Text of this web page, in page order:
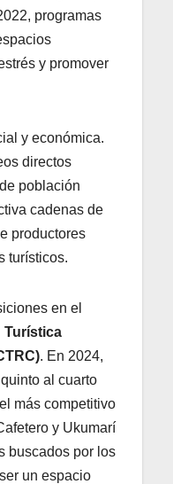
programas
y promover
y económica.
directos
población
cadenas de
productores
turísticos.
en el
Turística
. En 2024,
al cuarto
más competitivo
y Ukumarí
buscados por los
un espacio